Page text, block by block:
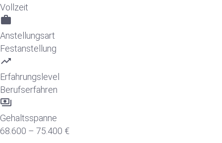
Vollzeit
work
Anstellungsart
Festanstellung
trending_up
Erfahrungslevel
Berufserfahren
payments
Gehaltsspanne
68.600 – 75.400 €